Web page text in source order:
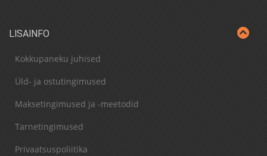
LISAINFO
Kokkupaneku juhised
Üld- ja ostutingimused
Maksetingimused ja -meetodid
Tarnetingimused
Privaatsuspoliitika